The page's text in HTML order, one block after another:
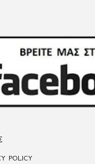
POLICY